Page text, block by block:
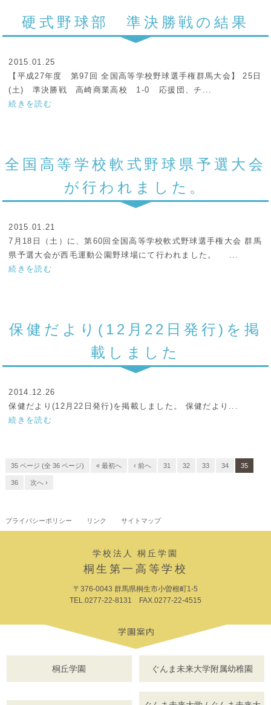
硬式野球部 準決勝戦の結果
2015.01.25
【平成27年度 第97回 全国高等学校野球選手権群馬大会】 25日
(土) 準決勝戦 高崎商業高校 1-0 応援団、チ...
続きを読む
全国高等学校軟式野球県予選大会
が行われました。
2015.01.21
7月18日（土）に、第60回全国高等学校軟式野球選手権大会 群馬
県予選大会が西毛運動公園野球場にて行われました。 ...
続きを読む
保健だより(12月22日発行)を掲
載しました
2014.12.26
保健だより(12月22日発行)を掲載しました。 保健だより...
続きを読む
35 ページ (全 36 ページ) « 最初へ ‹ 前へ 31 32 33 34 35
36 次へ ›
プライバシーポリシー リンク サイトマップ
学校法人 桐丘学園
桐生第一高等学校
〒376-0043 群馬県桐生市小曽根町1-5
TEL.0277-22-8131 FAX.0277-22-4515
桐丘学園 ぐんま未来大学附属幼稚園